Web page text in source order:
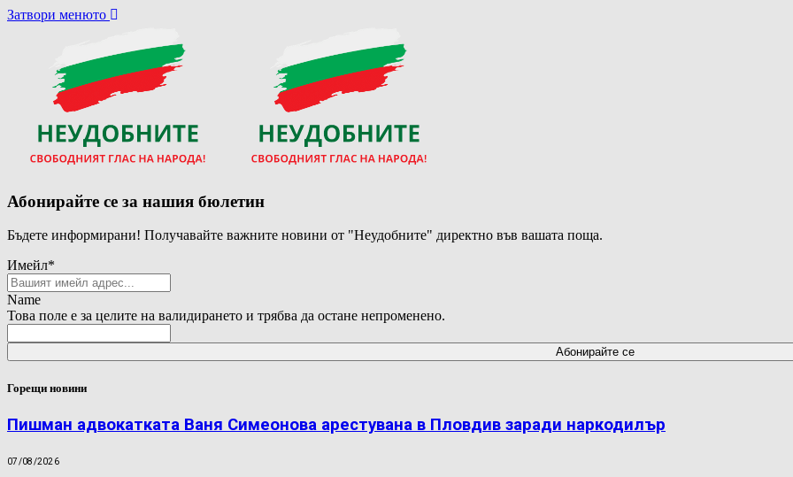
Затвори менюто
Абонирайте се за нашия бюлетин
Бъдете информирани! Получавайте важните новини от "Неудобните" директно във вашата поща.
Имейл*
Name
Това поле е за целите на валидирането и трябва да остане непроменено.
Горещи новини
Пишман адвокатката Ваня Симеонова арестувана в Пловдив заради наркодилър
07/08/2026